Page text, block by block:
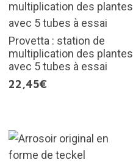
Provetta : station de
multiplication des plantes
avec 5 tubes à essai
22,45€